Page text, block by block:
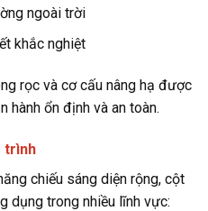
ngoài trời
khắc nghiệt
rọc và cơ cấu nâng hạ được
hành ổn định và an toàn.
trình
chiếu sáng diện rộng, cột
dụng trong nhiều lĩnh vực: